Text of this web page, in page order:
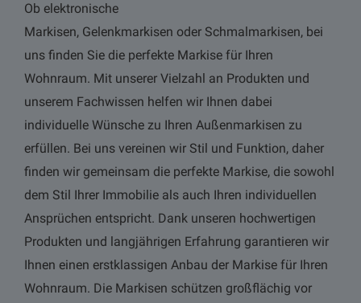
Ob elektronische
Markisen, Gelenkmarkisen oder Schmalmarkisen, bei
uns finden Sie die perfekte Markise für Ihren
Wohnraum. Mit unserer Vielzahl an Produkten und
unserem Fachwissen helfen wir Ihnen dabei
individuelle Wünsche zu Ihren Außenmarkisen zu
erfüllen. Bei uns vereinen wir Stil und Funktion, daher
finden wir gemeinsam die perfekte Markise, die sowohl
dem Stil Ihrer Immobilie als auch Ihren individuellen
Ansprüchen entspricht. Dank unseren hochwertigen
Produkten und langjährigen Erfahrung garantieren wir
Ihnen einen erstklassigen Anbau der Markise für Ihren
Wohnraum. Die Markisen schützen großflächig vor